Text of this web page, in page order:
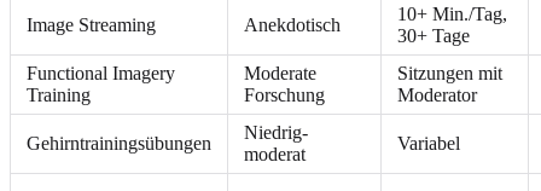
Image Streaming Anekdotisch
10+ Min./Tag,
30+ Tage
Functional Imagery
Training
Moderate
Forschung
Sitzungen mit
Moderator
Gehirntrainingsübungen
Niedrig-
moderat
Variabel